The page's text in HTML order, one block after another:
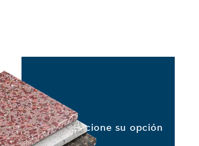
Seleccione su opción